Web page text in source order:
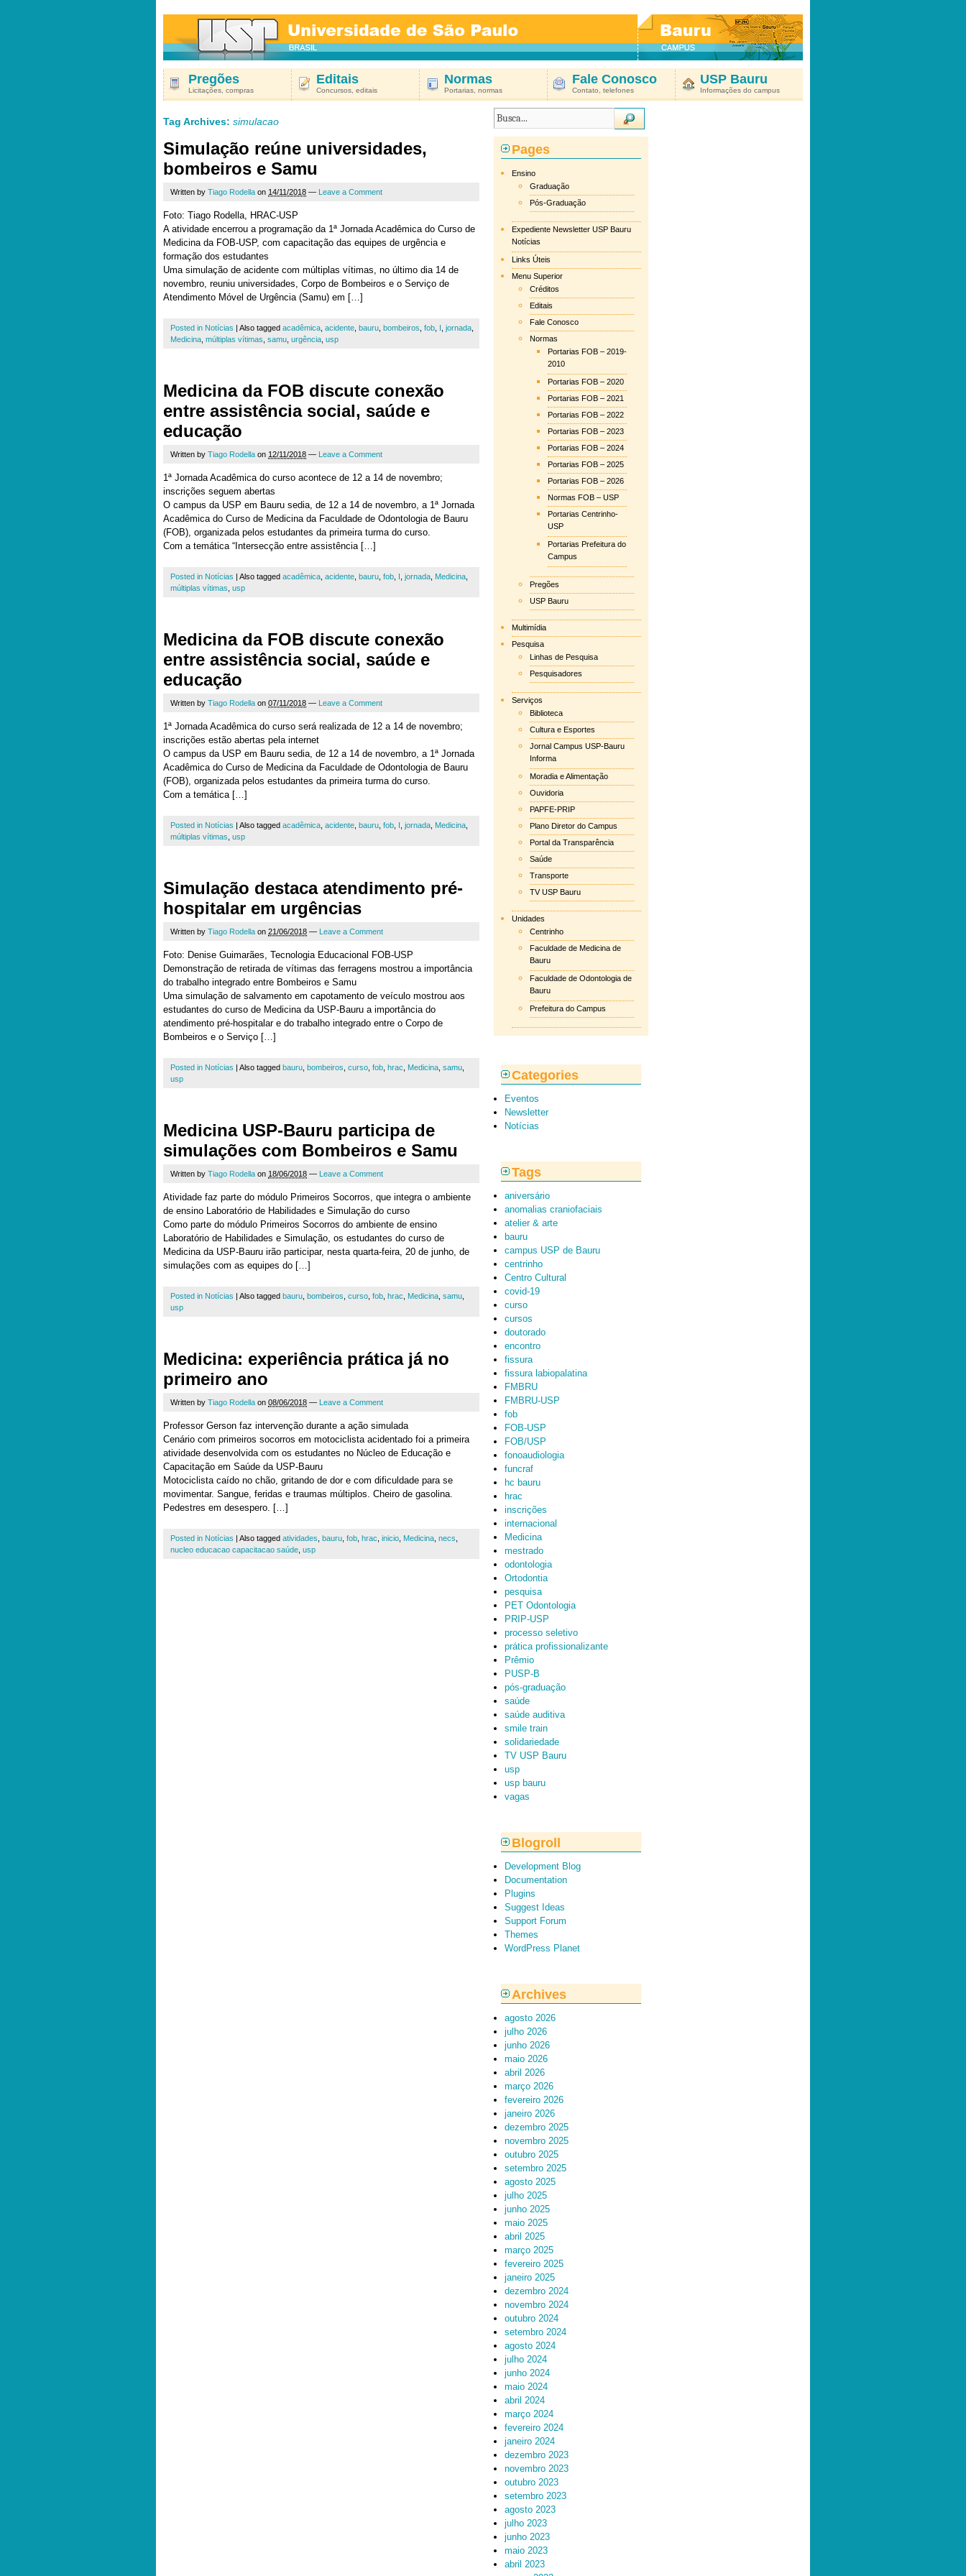
Pregões
Licitações, compras
Editais
Concursos, editais
Normas
Portarias, normas
Fale Conosco
Contato, telefones
USP Bauru
Informações do campus
Tag Archives: simulacao
Simulação reúne universidades,
bombeiros e Samu
Written by Tiago Rodella on 14/11/2018 — Leave a Comment
Foto: Tiago Rodella, HRAC-USP
A atividade encerrou a programação da 1ª Jornada Acadêmica do Curso de
Medicina da FOB-USP, com capacitação das equipes de urgência e
formação dos estudantes
Uma simulação de acidente com múltiplas vítimas, no último dia 14 de
novembro, reuniu universidades, Corpo de Bombeiros e o Serviço de
Atendimento Móvel de Urgência (Samu) em […]
Posted in Notícias | Also tagged acadêmica acidente bauru bombeiros fob I jornada
Medicina múltiplas vítimas samu urgência usp
Medicina da FOB discute conexão
entre assistência social, saúde e
educação
Written by Tiago Rodella on 12/11/2018 — Leave a Comment
1ª Jornada Acadêmica do curso acontece de 12 a 14 de novembro;
inscrições seguem abertas
O campus da USP em Bauru sedia, de 12 a 14 de novembro, a 1ª Jornada
Acadêmica do Curso de Medicina da Faculdade de Odontologia de Bauru
(FOB), organizada pelos estudantes da primeira turma do curso.
Com a temática “Intersecção entre assistência […]
Posted in Notícias | Also tagged acadêmica acidente bauru fob I jornada Medicina
múltiplas vítimas usp
Medicina da FOB discute conexão
entre assistência social, saúde e
educação
Written by Tiago Rodella on 07/11/2018 — Leave a Comment
1ª Jornada Acadêmica do curso será realizada de 12 a 14 de novembro;
inscrições estão abertas pela internet
O campus da USP em Bauru sedia, de 12 a 14 de novembro, a 1ª Jornada
Acadêmica do Curso de Medicina da Faculdade de Odontologia de Bauru
(FOB), organizada pelos estudantes da primeira turma do curso.
Com a temática […]
Posted in Notícias | Also tagged acadêmica acidente bauru fob I jornada Medicina
múltiplas vítimas usp
Simulação destaca atendimento pré-
hospitalar em urgências
Written by Tiago Rodella on 21/06/2018 — Leave a Comment
Foto: Denise Guimarães, Tecnologia Educacional FOB-USP
Demonstração de retirada de vítimas das ferragens mostrou a importância
do trabalho integrado entre Bombeiros e Samu
Uma simulação de salvamento em capotamento de veículo mostrou aos
estudantes do curso de Medicina da USP-Bauru a importância do
atendimento pré-hospitalar e do trabalho integrado entre o Corpo de
Bombeiros e o Serviço […]
Posted in Notícias | Also tagged bauru bombeiros curso fob hrac Medicina samu
usp
Medicina USP-Bauru participa de
simulações com Bombeiros e Samu
Written by Tiago Rodella on 18/06/2018 — Leave a Comment
Atividade faz parte do módulo Primeiros Socorros, que integra o ambiente
de ensino Laboratório de Habilidades e Simulação do curso
Como parte do módulo Primeiros Socorros do ambiente de ensino
Laboratório de Habilidades e Simulação, os estudantes do curso de
Medicina da USP-Bauru irão participar, nesta quarta-feira, 20 de junho, de
simulações com as equipes do […]
Posted in Notícias | Also tagged bauru bombeiros curso fob hrac Medicina samu
usp
Medicina: experiência prática já no
primeiro ano
Written by Tiago Rodella on 08/06/2018 — Leave a Comment
Professor Gerson faz intervenção durante a ação simulada
Cenário com primeiros socorros em motociclista acidentado foi a primeira
atividade desenvolvida com os estudantes no Núcleo de Educação e
Capacitação em Saúde da USP-Bauru
Motociclista caído no chão, gritando de dor e com dificuldade para se
movimentar. Sangue, feridas e traumas múltiplos. Cheiro de gasolina.
Pedestres em desespero. […]
Posted in Notícias | Also tagged atividades bauru fob hrac inicio Medicina necs
nucleo educacao capacitacao saúde usp
Pages
Ensino
Graduação
Pós-Graduação
Expediente Newsletter USP Bauru
Notícias
Links Úteis
Menu Superior
Créditos
Editais
Fale Conosco
Normas
Portarias FOB – 2019-
2010
Portarias FOB – 2020
Portarias FOB – 2021
Portarias FOB – 2022
Portarias FOB – 2023
Portarias FOB – 2024
Portarias FOB – 2025
Portarias FOB – 2026
Normas FOB – USP
Portarias Centrinho-
USP
Portarias Prefeitura do
Campus
Pregões
USP Bauru
Multimídia
Pesquisa
Linhas de Pesquisa
Pesquisadores
Serviços
Biblioteca
Cultura e Esportes
Jornal Campus USP-Bauru
Informa
Moradia e Alimentação
Ouvidoria
PAPFE-PRIP
Plano Diretor do Campus
Portal da Transparência
Saúde
Transporte
TV USP Bauru
Unidades
Centrinho
Faculdade de Medicina de
Bauru
Faculdade de Odontologia de
Bauru
Prefeitura do Campus
Categories
Eventos
Newsletter
Notícias
Tags
aniversário
anomalias craniofaciais
atelier & arte
bauru
campus USP de Bauru
centrinho
Centro Cultural
covid-19
curso
cursos
doutorado
encontro
fissura
fissura labiopalatina
FMBRU
FMBRU-USP
fob
FOB-USP
FOB/USP
fonoaudiologia
funcraf
hc bauru
hrac
inscrições
internacional
Medicina
mestrado
odontologia
Ortodontia
pesquisa
PET Odontologia
PRIP-USP
processo seletivo
prática profissionalizante
Prêmio
PUSP-B
pós-graduação
saúde
saúde auditiva
smile train
solidariedade
TV USP Bauru
usp
usp bauru
vagas
Blogroll
Development Blog
Documentation
Plugins
Suggest Ideas
Support Forum
Themes
WordPress Planet
Archives
agosto 2026
julho 2026
junho 2026
maio 2026
abril 2026
março 2026
fevereiro 2026
janeiro 2026
dezembro 2025
novembro 2025
outubro 2025
setembro 2025
agosto 2025
julho 2025
junho 2025
maio 2025
abril 2025
março 2025
fevereiro 2025
janeiro 2025
dezembro 2024
novembro 2024
outubro 2024
setembro 2024
agosto 2024
julho 2024
junho 2024
maio 2024
abril 2024
março 2024
fevereiro 2024
janeiro 2024
dezembro 2023
novembro 2023
outubro 2023
setembro 2023
agosto 2023
julho 2023
junho 2023
maio 2023
abril 2023